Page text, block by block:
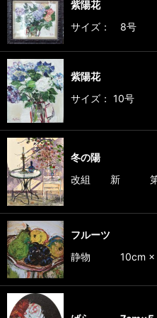
紫陽花
サイズ： 8号
紫陽花
サイズ： 10号
冬の陽
改組 新
フルーツ
静物 10cm ×